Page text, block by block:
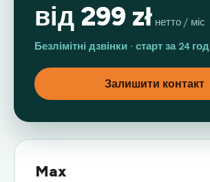
від 299 zł нетто / міс
Безлімітні дзвінки · старт за 24 год
Залишити контакт
Max